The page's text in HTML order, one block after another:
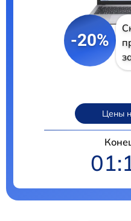
-20%
Цены